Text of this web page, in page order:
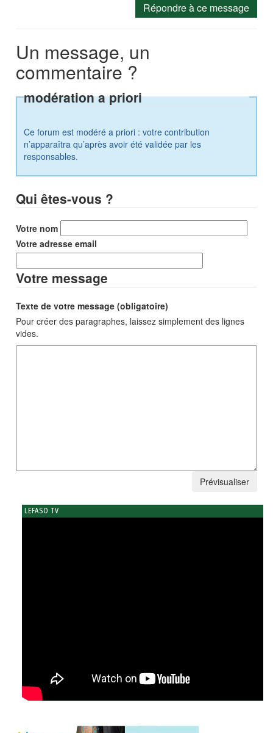
Répondre à ce message
Un message, un
commentaire ?
modération a priori
Ce forum est modéré a priori : votre contribution
n’apparaîtra qu’après avoir été validée par les
responsables.
Qui êtes-vous ?
Votre nom
Votre adresse email
Votre message
Texte de votre message (obligatoire)
Pour créer des paragraphes, laissez simplement des lignes
vides.
LEFASO TV